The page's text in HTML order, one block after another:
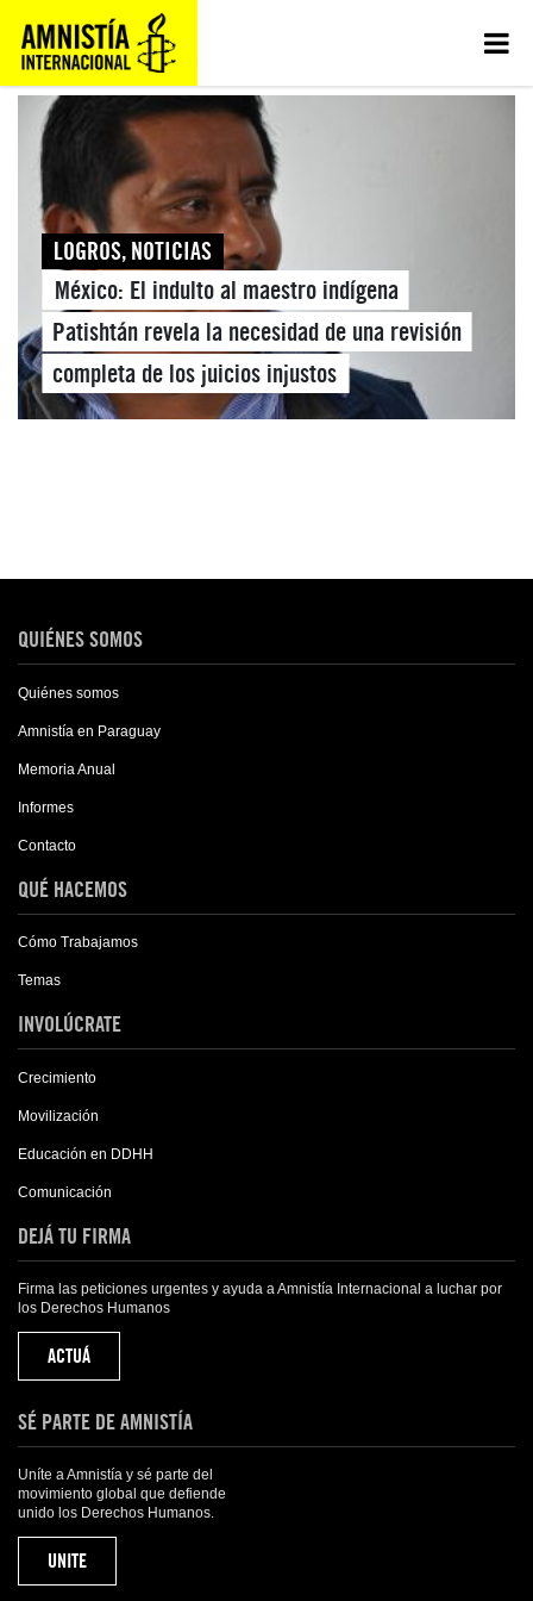
LOGROS, NOTICIAS
México: El indulto al maestro indígena
Patishtán revela la necesidad de una revisión
completa de los juicios injustos
QUIÉNES SOMOS
Quiénes somos
Amnistía en Paraguay
Memoria Anual
Informes
Contacto
QUÉ HACEMOS
Cómo Trabajamos
Temas
INVOLÚCRATE
Crecimiento
Movilización
Educación en DDHH
Comunicación
DEJÁ TU FIRMA
Firma las peticiones urgentes y ayuda a Amnistía Internacional a luchar por
los Derechos Humanos
ACTUÁ
SÉ PARTE DE AMNISTÍA
Uníte a Amnistía y sé parte del
movimiento global que defiende
unido los Derechos Humanos.
UNITE